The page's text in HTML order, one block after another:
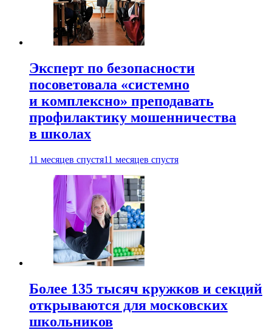
Эксперт по безопасности
посоветовала «системно
и комплексно» преподавать
профилактику мошенничества
в школах
11 месяцев спустя11 месяцев спустя
Более 135 тысяч кружков и секций
открываются для московских
школьников